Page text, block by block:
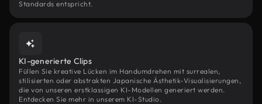
Standards entspricht.
KI-generierte Clips
Füllen Sie kreative Lücken im Handumdrehen mit surrealen,
stilisierten oder abstrakten Japanische Ästhetik-Visualisierungen,
die von unseren erstklassigen KI-Modellen generiert werden.
Entdecken Sie mehr in unserem KI-Studio.